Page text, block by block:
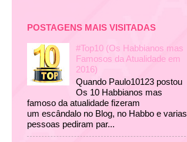
POSTAGENS MAIS VISITADAS
#Top10 (Os Habbianos mas
Famosos da Atualidade em
2016)
Quando Paulo10123 postou
Os 10 Habbianos mas
famoso da atualidade fizeram
um escândalo no Blog, no Habbo e varias
pessoas pediram par...